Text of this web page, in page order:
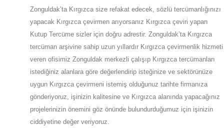
Zonguldak’ta Kırgızca size refakat edecek, sözlü tercümanlığınızı
yapacak Kırgızca çevirmen arıyorsanız Kırgızca çeviri yapan
Kutup Tercüme sizler için doğru adrestir. Zonguldak’ta Kırgızca
tercüman arşivine sahip uzun yıllardır Kırgızca çevirmenlik hizmeti
veren ofisimiz Zonguldak merkezli çalışıp Kırgızca tercümanları
istediğiniz alanlara göre değerlendirip isteğinize ve sektörünüze
uygun Kırgızca çevirmeni istemiş olduğunuz tarihte firmanıza
gönderiyoruz, işinizin kalitesine ve Kırgızca alanında yapacağınız
projelerinizin önemini göz önünde bulundurduğumuz için işinizin
ciddiyetine değer veriyoruz.